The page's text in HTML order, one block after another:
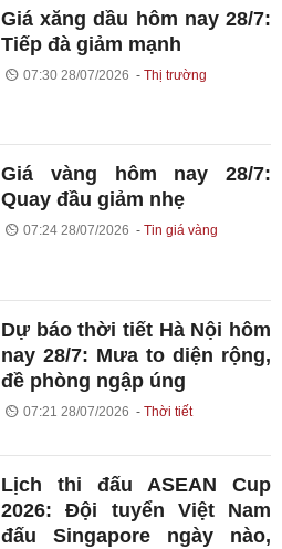
Giá xăng dầu hôm nay 28/7:
Tiếp đà giảm mạnh
07:30 28/07/2026 Thị trường
Giá vàng hôm nay 28/7:
Quay đầu giảm nhẹ
07:24 28/07/2026 Tin giá vàng
Dự báo thời tiết Hà Nội hôm
nay 28/7: Mưa to diện rộng,
đề phòng ngập úng
07:21 28/07/2026 Thời tiết
Lịch thi đấu ASEAN Cup
2026: Đội tuyển Việt Nam
đấu Singapore ngày nào,